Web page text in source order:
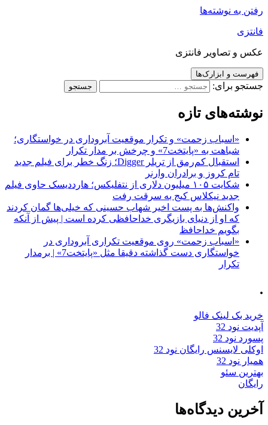
رفتن به نوشته‌ها
فانتزی
عکس و تصاویر فانتزی
فهرست و ابزارک‌ها
جستجو برای:
نوشته‌های تازه
«اسباب زحمت» و تکرار موقعیت آبروداری در خواستگاری؛
شباهت به «پایتخت7» و چرخش بر مدار تکرار
استقبال کم‌رمق از تریلر Digger؛ زنگ خطر برای فیلم جدید
تام کروز و برادران وارنر
شکایت ۱۰۵ میلیون دلاری از نتفلیکس؛ هارددیسک حاوی فیلم
جدید نیکلاس کیج به سرقت رفت
واکنش‌ها به پست اخیر شهاب حسینی که خیلی‌ها گمان کردند
که او از دنیای بازیگری خداحافظی کرده است | پیش از آنکه
بگویم خداحافظ
«اسباب زحمت» روی موقعیت تکراری آبروداری در
خواستگاری دست گذاشته دقیقا مثل «پایتخت7» | برمدار
تکرار
.
خرید بک لینک فالو
آپدیت نود 32
پسورد نود 32
اوکلی لایسنس رایگان نود 32
همیار نود 32
بهترین سئو
رایگان
آخرین دیدگاه‌ها